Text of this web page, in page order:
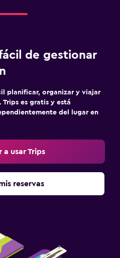
de gestionar
planificar, organizar y viajar
es gratis y está
del lugar en
a usar Trips
reservas